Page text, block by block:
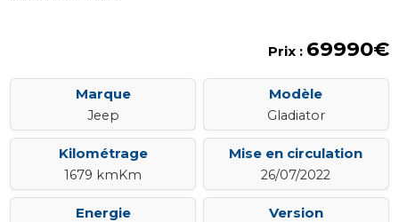
Prix : 69990€
Marque
Jeep
Modèle
Gladiator
Kilométrage
1679 kmKm
Mise en circulation
26/07/2022
Energie Version